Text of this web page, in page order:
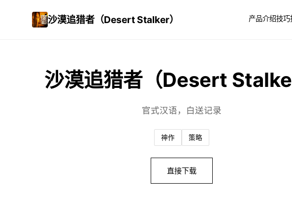
沙漠追猎者（Desert Stalker） 产品介绍技巧
沙漠追猎者（Desert
官式汉语，白送记录
神作 策略
直接下载